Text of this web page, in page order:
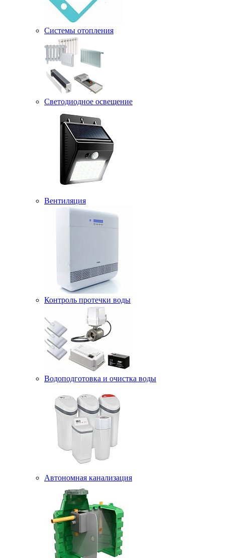
Системы отопления
Светодиодное освещение
Вентиляция
Контроль протечки воды
Водоподготовка и очистка воды
Автономная канализация